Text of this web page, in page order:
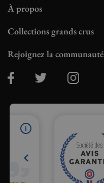
À propos
Collections grands crus
Rejoignez la communauté